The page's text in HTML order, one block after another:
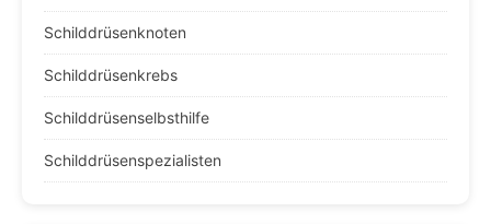
Schilddrüsenknoten
Schilddrüsenkrebs
Schilddrüsenselbsthilfe
Schilddrüsenspezialisten